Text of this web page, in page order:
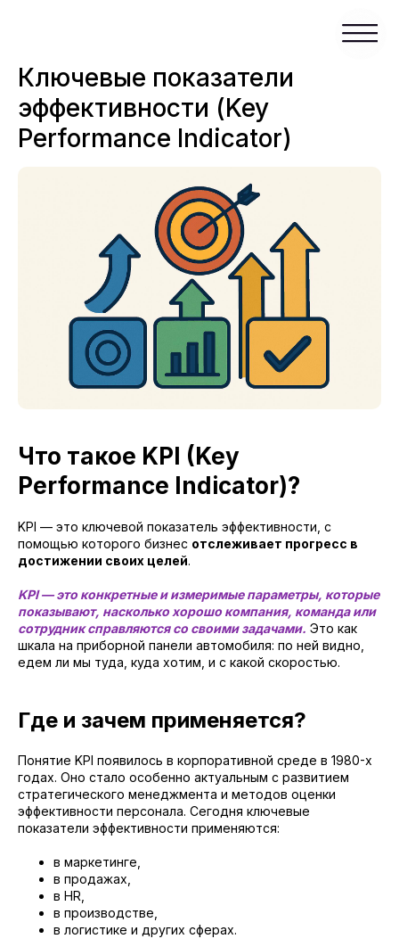
Ключевые показатели
эффективности (Key
Performance Indicator)
Что такое KPI (Key
Performance Indicator)?
KPI — это ключевой показатель эффективности, с
помощью которого бизнес отслеживает прогресс в
достижении своих целей.
KPI — это конкретные и измеримые параметры, которые
показывают, насколько хорошо компания, команда или
сотрудник справляются со своими задачами. Это как
шкала на приборной панели автомобиля: по ней видно,
едем ли мы туда, куда хотим, и с какой скоростью.
Где и зачем применяется?
Понятие KPI появилось в корпоративной среде в 1980-х
годах. Оно стало особенно актуальным с развитием
стратегического менеджмента и методов оценки
эффективности персонала. Сегодня ключевые
показатели эффективности применяются:
в маркетинге,
в продажах,
в HR,
в производстве,
в логистике и других сферах.